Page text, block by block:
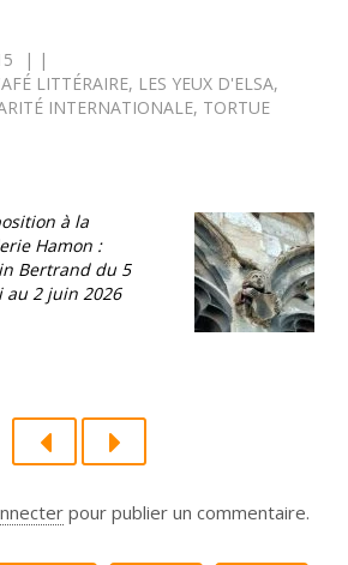
| |
LITTÉRAIRE, LES YEUX D'ELSA,
INTERNATIONALE, TORTUE
à la
Hamon :
Bertrand du 5
au 2 juin 2026
pour publier un commentaire.